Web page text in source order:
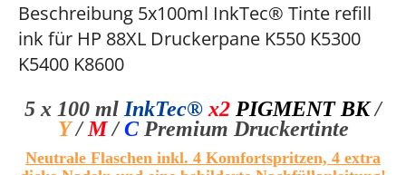
Beschreibung 5x100ml InkTec® Tinte refill
ink für HP 88XL Druckerpane K550 K5300
K5400 K8600
5 x 100 ml InkTec® x2 PIGMENT BK/
Y/M/C Premium Druckertinte
Neutrale Flaschen inkl. 4 Komfortspritzen, 4 extra